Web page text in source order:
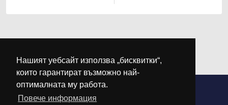
Нашият уебсайт използва „бисквитки“,
които гарантират възможно най-
оптималната му работа.
Повече информация